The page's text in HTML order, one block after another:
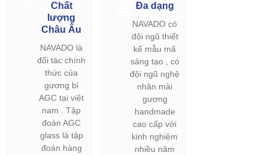
Chất
lượng
Châu Âu
NAVADO là
đối tác chính
thức của
gương bỉ
AGC tại việt
nam . Tập
đoàn AGC
glass là tập
đoàn hàng
Đa dạng
NAVADO có
đội ngũ thiết
kế mẫu mã
sáng tạo , có
đội ngũ nghệ
nhân mài
gương
handmade
cao cấp với
kinh nghiệm
nhiều năm